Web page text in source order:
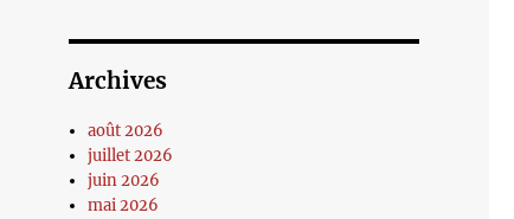
Archives
août 2026
juillet 2026
juin 2026
mai 2026